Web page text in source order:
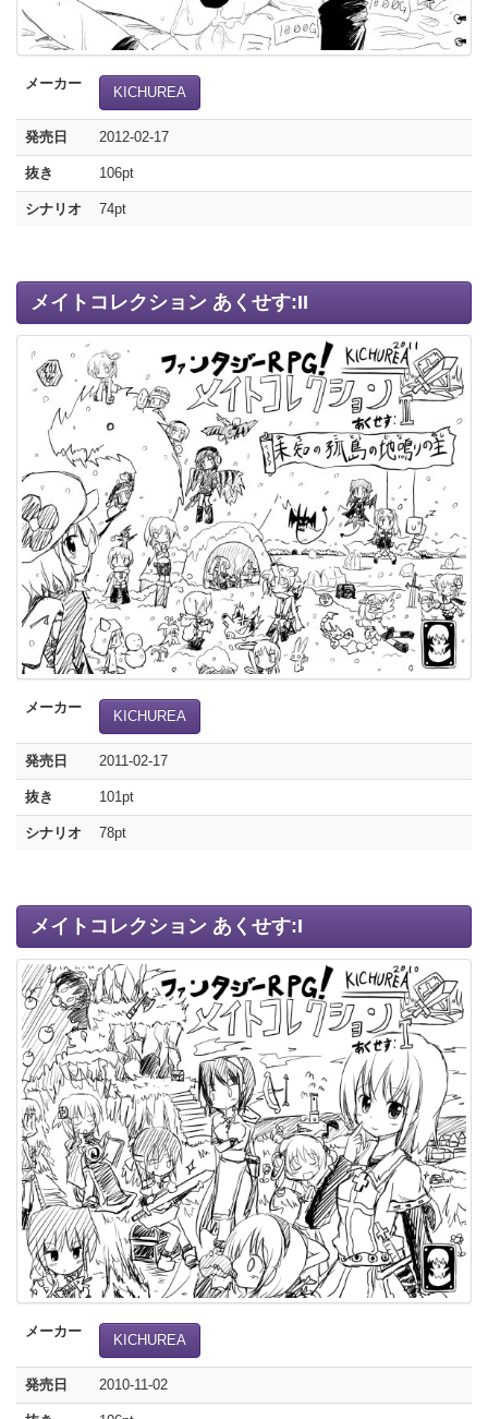
メーカー
KICHUREA
発売日 2012-02-17
抜き 106pt
シナリオ 74pt
メイトコレクション あくせす:II
メーカー
KICHUREA
発売日 2011-02-17
抜き 101pt
シナリオ 78pt
メイトコレクション あくせす:I
メーカー
KICHUREA
発売日 2010-11-02